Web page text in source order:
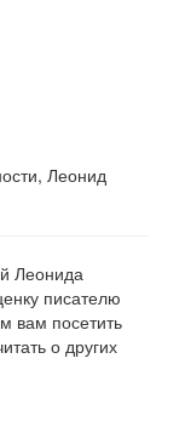
Леонид
Леонида
писателю
вам посетить
о других